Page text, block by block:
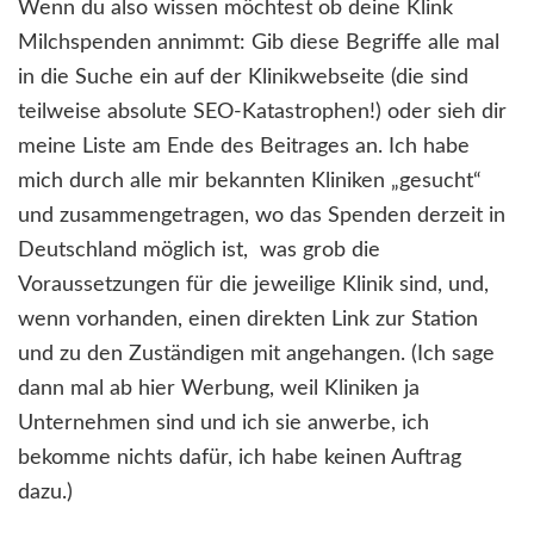
Wenn du also wissen möchtest ob deine Klink
Milchspenden annimmt: Gib diese Begriffe alle mal
in die Suche ein auf der Klinikwebseite (die sind
teilweise absolute SEO-Katastrophen!) oder sieh dir
meine Liste am Ende des Beitrages an. Ich habe
mich durch alle mir bekannten Kliniken „gesucht“
und zusammengetragen, wo das Spenden derzeit in
Deutschland möglich ist, was grob die
Voraussetzungen für die jeweilige Klinik sind, und,
wenn vorhanden, einen direkten Link zur Station
und zu den Zuständigen mit angehangen. (Ich sage
dann mal ab hier Werbung, weil Kliniken ja
Unternehmen sind und ich sie anwerbe, ich
bekomme nichts dafür, ich habe keinen Auftrag
dazu.)